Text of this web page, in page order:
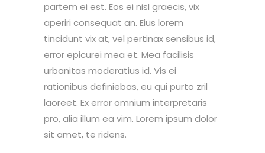
partem ei est. Eos ei nisl graecis, vix
aperiri consequat an. Eius lorem
tincidunt vix at, vel pertinax sensibus id,
error epicurei mea et. Mea facilisis
urbanitas moderatius id. Vis ei
rationibus definiebas, eu qui purto zril
laoreet. Ex error omnium interpretaris
pro, alia illum ea vim. Lorem ipsum dolor
sit amet, te ridens.